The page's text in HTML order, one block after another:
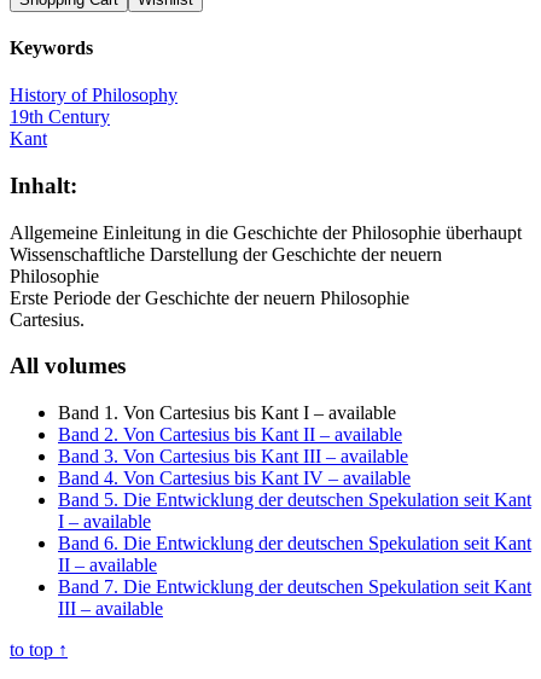
Keywords
History of Philosophy
19th Century
Kant
Inhalt:
Allgemeine Einleitung in die Geschichte der Philosophie überhaupt
Wissenschaftliche Darstellung der Geschichte der neuern
Philosophie
Erste Periode der Geschichte der neuern Philosophie
Cartesius.
All volumes
Band 1. Von Cartesius bis Kant I – available
Band 2. Von Cartesius bis Kant II – available
Band 3. Von Cartesius bis Kant III – available
Band 4. Von Cartesius bis Kant IV – available
Band 5. Die Entwicklung der deutschen Spekulation seit Kant
I – available
Band 6. Die Entwicklung der deutschen Spekulation seit Kant
II – available
Band 7. Die Entwicklung der deutschen Spekulation seit Kant
III – available
to top ↑